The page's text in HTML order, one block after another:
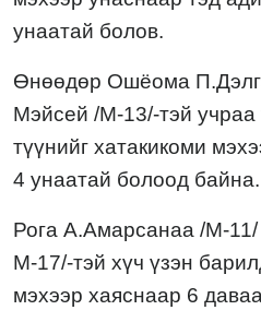
унаатай болов.
Өнөөдөр Ошёома
Мэйсей /М-13/-тэй учраа
түүнийг хатакикоми
4 унаатай болоод байна.
Рога А.Амарсанаа /М-11/
М-17/-тэй хүч үзэн
мэхээр хаяснаар 6